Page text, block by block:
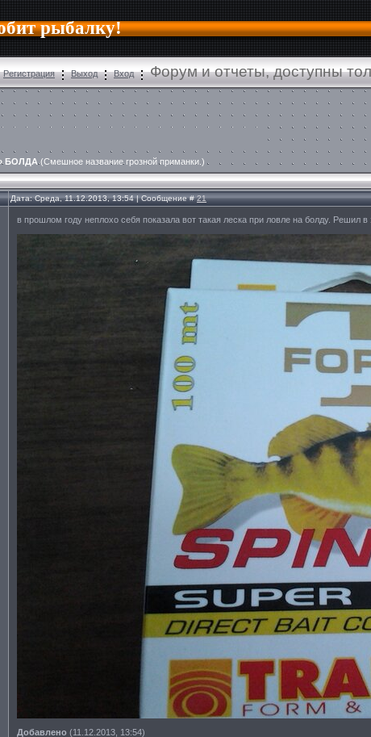
рыбалку!
Регистрация Выход Вход Форум и отчеты, доступны
БОЛДА (Смешное название грозной приманки.)
Дата: Среда, 11.12.2013, 13:54 | Сообщение #21
в прошлом году неплохо себя показала вот такая леска при ловле на болду. Решил
Добавлено (11.12.2013, 13:54)